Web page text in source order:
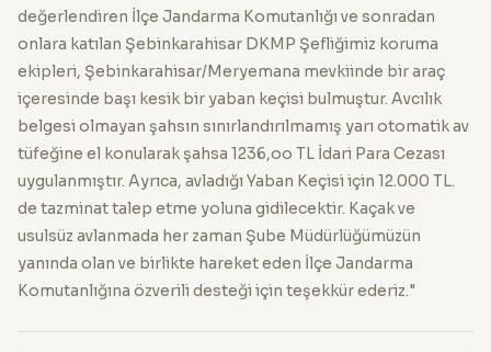
değerlendiren İlçe Jandarma Komutanlığı ve sonradan
onlara katılan Şebinkarahisar DKMP Şefliğimiz koruma
ekipleri, Şebinkarahisar/Meryemana mevkiinde bir araç
içeresinde başı kesik bir yaban keçisi bulmuştur. Avcılık
belgesi olmayan şahsın sınırlandırılmamış yarı otomatik av
tüfeğine el konularak şahsa 1236,oo TL İdari Para Cezası
uygulanmıştır. Ayrıca, avladığı Yaban Keçisi için 12.000 TL.
de tazminat talep etme yoluna gidilecektir. Kaçak ve
usulsüz avlanmada her zaman Şube Müdürlüğümüzün
yanında olan ve birlikte hareket eden İlçe Jandarma
Komutanlığına özverili desteği için teşekkür ederiz."